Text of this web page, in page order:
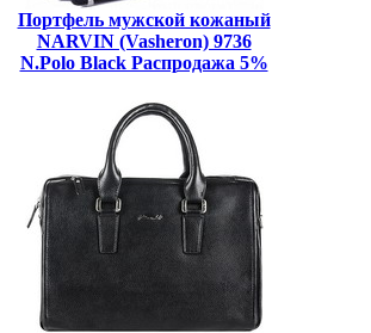
Портфель мужской кожаный
NARVIN (Vasheron) 9736
N.Polo Black Распродажа 5%